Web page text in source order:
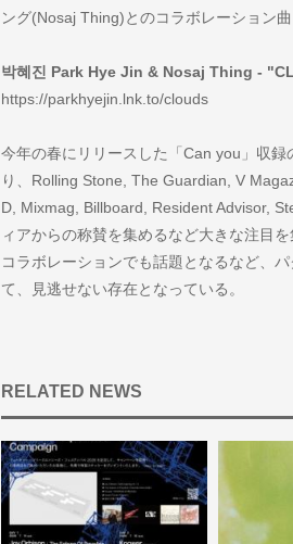
ング(Nosaj Thing)とのコラボレーション
박혜진 Park Hye Jin & Nosaj Thing -
https://parkhyejin.lnk.to/clouds
今年の春にリリースした「Can you」収
り、Rolling Stone, The Guardian, V
D, Mixmag, Billboard, Resident Advisor,
ィアからの称賛を集めるなど大きな注目
コラボレーションでも話題となるなど、
て、見逃せない存在となっている。
RELATED NEWS